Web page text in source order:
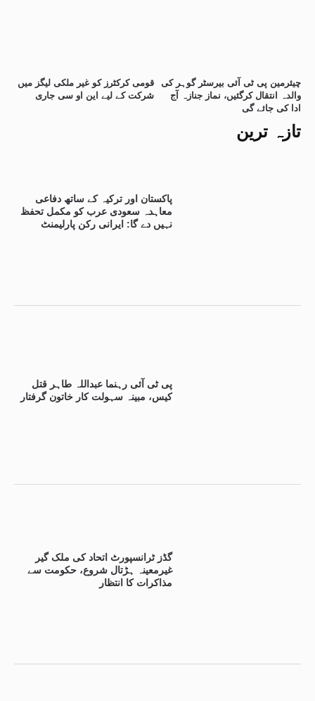
تازہ ترین
پاکستان اور ترکیہ کے ساتھ دفاعی
معاہدہ سعودی عرب کو مکمل تحفظ
نہیں دے گا: ایرانی رکن پارلیمنٹ
پی ٹی آئی رہنما عبداللہ طاہر قتل
کیس، مبینہ سہولت کار خاتون گرفتار
گڈز ٹرانسپورٹ اتحاد کی ملک گیر
غیرمعینہ ہڑتال شروع، حکومت سے
مذاکرات کا انتظار
قومی کرکٹرز کو غیر ملکی لیگز میں
شرکت کے لیے این او سی جاری
چیئرمین پی ٹی آئی بیرسٹر گوہر کی
والدہ انتقال کرگئیں، نماز جنازہ آج
ادا کی جائے گی